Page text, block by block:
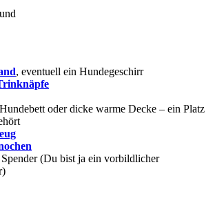
, eventuell ein Hundegeschirr
oder dicke warme Decke – ein Platz
(Du bist ja ein vorbildlicher